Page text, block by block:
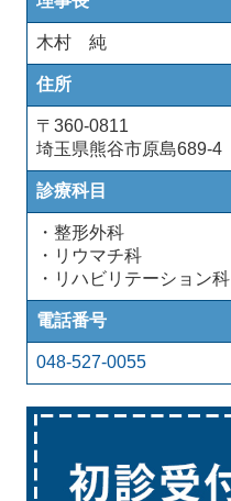
木村 純
住所
〒360-0811
埼玉県熊谷市原島689-4
診療科目
・整形外科
・リウマチ科
・リハビリテーション科
電話番号
048-527-0055